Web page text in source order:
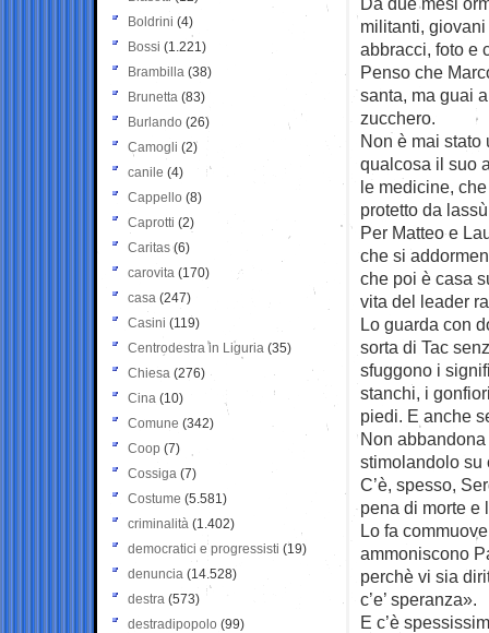
militanti,
abbracci, foto e
Penso che
santa, ma guai
zucchero.
Non è mai stato
qualcosa il suo
le medicine,
protetto da
Per Matteo e
che si
che poi è casa
vita del leader
Lo guarda con
sorta di Tac
sfuggono i
stanchi, i
piedi. E anche
Non
stimolandolo su
C’è, spesso,
pena di morte e
Lo fa
ammoniscono
perchè vi sia
c’e’ speranza».
E c’è
Boldrini (4)
Bossi (1.221)
Brambilla (38)
Brunetta (83)
Burlando (26)
Camogli (2)
canile (4)
Cappello (8)
Caprotti (2)
Caritas (6)
carovita (170)
casa (247)
Casini (119)
Centrodestra in Liguria (35)
Chiesa (276)
Cina (10)
Comune (342)
Coop (7)
Cossiga (7)
Costume (5.581)
criminalità (1.402)
democratici e progressisti (19)
denuncia (14.528)
destra (573)
destradipopolo (99)